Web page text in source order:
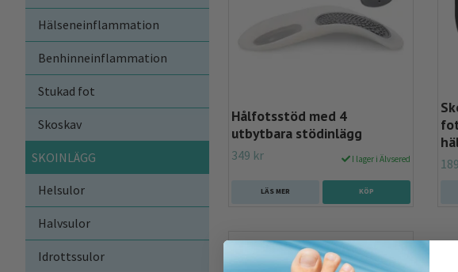
Hälseneinflammation
Benhinneinflammation
Stukad fot
Skoskav
SKOINLÄGG
Helsulor
Halvsulor
Idrottssulor
Hålfotsstöd med 4
utbytbara stödinlägg
349 kr I lager i Älvsered
LÄS MER KÖP